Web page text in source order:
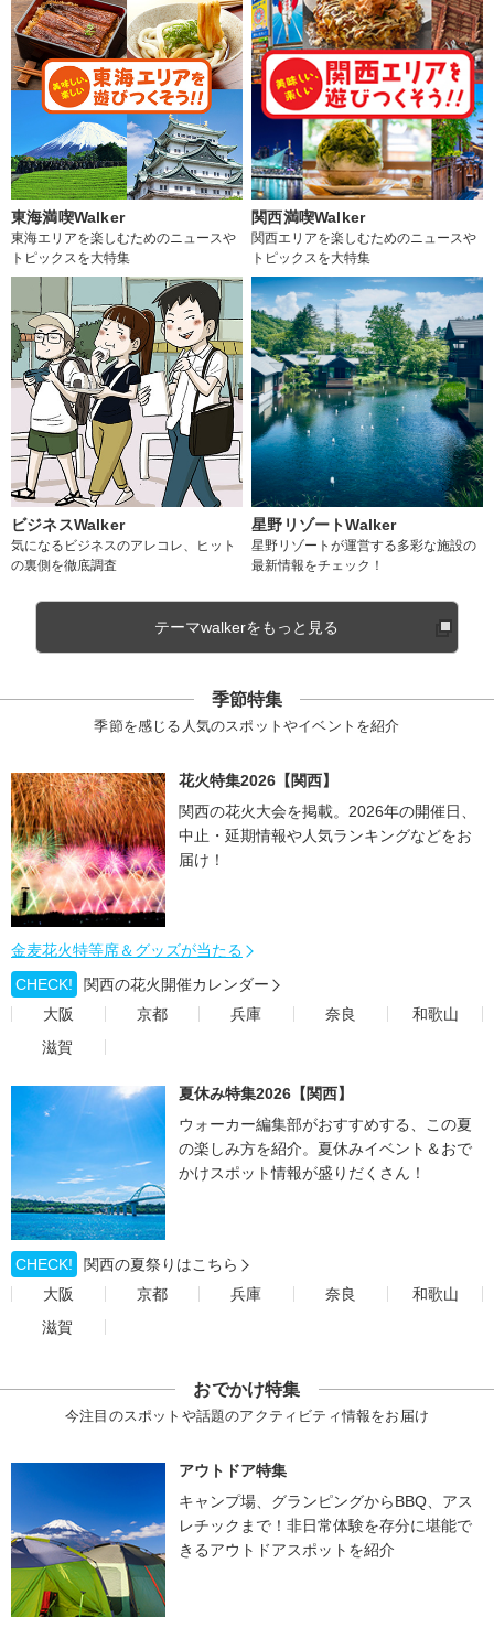
東海満喫Walker
東海エリアを楽しむためのニュースや
トピックスを大特集
関西満喫Walker
関西エリアを楽しむためのニュースや
トピックスを大特集
ビジネスWalker
気になるビジネスのアレコレ、ヒット
の裏側を徹底調査
星野リゾートWalker
星野リゾートが運営する多彩な施設の
最新情報をチェック！
テーマwalkerをもっと見る
季節特集
季節を感じる人気のスポットやイベントを紹介
花火特集2026【関西】
関西の花火大会を掲載。2026年の開催日、
中止・延期情報や人気ランキングなどをお
届け！
金麦花火特等席＆グッズが当たる
CHECK!
関西の花火開催カレンダー
大阪
京都 兵庫 奈良
和歌山
滋賀
夏休み特集2026【関西】
ウォーカー編集部がおすすめする、この夏
の楽しみ方を紹介。夏休みイベント＆おで
かけスポット情報が盛りだくさん！
CHECK!
関西の夏祭りはこちら
大阪
京都 兵庫 奈良
和歌山
滋賀
おでかけ特集
今注目のスポットや話題のアクティビティ情報をお届け
アウトドア特集
キャンプ場、グランピングからBBQ、アス
レチックまで！非日常体験を存分に堪能で
きるアウトドアスポットを紹介